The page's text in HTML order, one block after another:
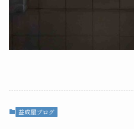
益成屋ブログ